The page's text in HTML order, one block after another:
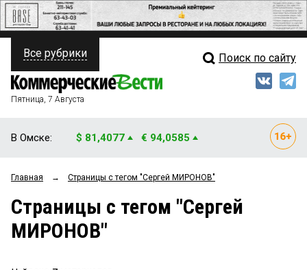
ПОЛИТИКА
ФИНАНСЫ
ОБЩЕСТВО
ЗАКОН
Свежий выпуск
Мнения
Рейтинги
Все рубрики Поиск по сайту
Пятница, 7 Августа
В Омске: $ 81,4077 € 94,0585
Главная → Страницы c тегом "Сергей МИРОНОВ"
Страницы c тегом "Сергей
МИРОНОВ"